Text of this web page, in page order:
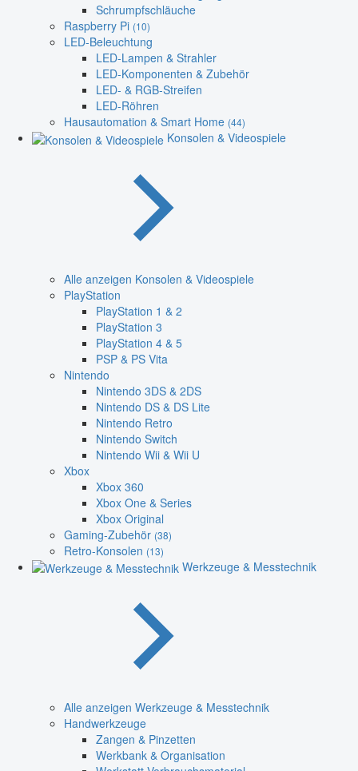
Schrumpfschläuche
Raspberry Pi (10)
LED-Beleuchtung
LED-Lampen & Strahler
LED-Komponenten & Zubehör
LED- & RGB-Streifen
LED-Röhren
Hausautomation & Smart Home (44)
Konsolen & Videospiele
Alle anzeigen Konsolen & Videospiele
PlayStation
PlayStation 1 & 2
PlayStation 3
PlayStation 4 & 5
PSP & PS Vita
Nintendo
Nintendo 3DS & 2DS
Nintendo DS & DS Lite
Nintendo Retro
Nintendo Switch
Nintendo Wii & Wii U
Xbox
Xbox 360
Xbox One & Series
Xbox Original
Gaming-Zubehör (38)
Retro-Konsolen (13)
Werkzeuge & Messtechnik
Alle anzeigen Werkzeuge & Messtechnik
Handwerkzeuge
Zangen & Pinzetten
Werkbank & Organisation